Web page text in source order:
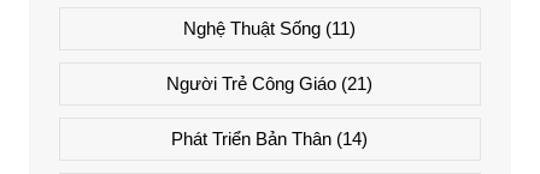
Nghệ Thuật Sống (11)
Người Trẻ Công Giáo (21)
Phát Triển Bản Thân (14)